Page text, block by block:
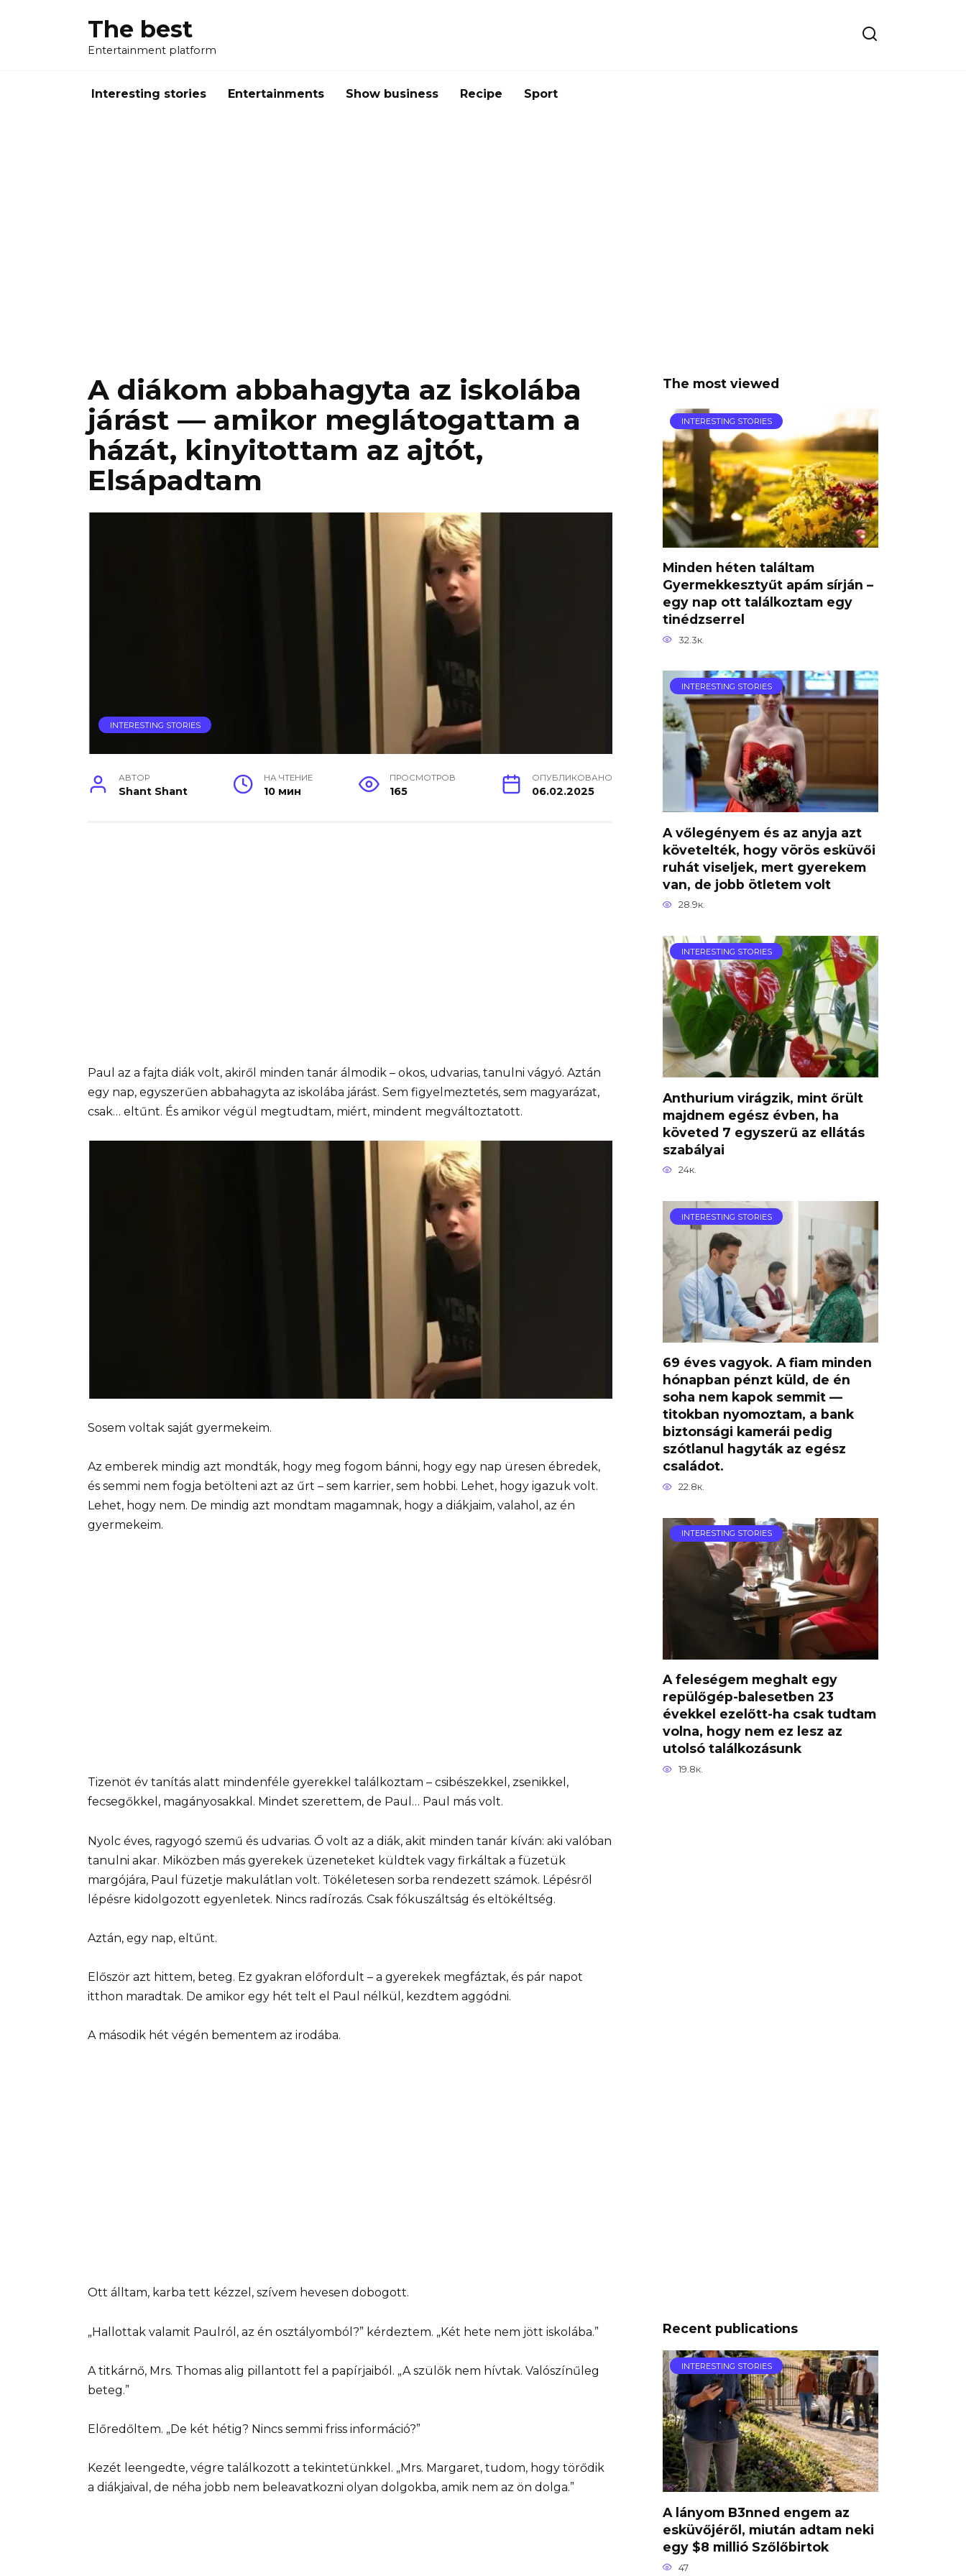
The best
Entertainment platform
Interesting stories Entertainments Show business Recipe Sport
A diákom abbahagyta az iskolába
járást — amikor meglátogattam a
házát, kinyitottam az ajtót,
Elsápadtam
INTERESTING STORIES
АВТОР
Shant Shant
НА ЧТЕНИЕ
10 мин
ПРОСМОТРОВ
165
ОПУБЛИКОВАНО
06.02.2025
Paul az a fajta diák volt, akiről minden tanár álmodik – okos, udvarias, tanulni vágyó. Aztán
egy nap, egyszerűen abbahagyta az iskolába járást. Sem figyelmeztetés, sem magyarázat,
csak… eltűnt. És amikor végül megtudtam, miért, mindent megváltoztatott.
Sosem voltak saját gyermekeim.
Az emberek mindig azt mondták, hogy meg fogom bánni, hogy egy nap üresen ébredek,
és semmi nem fogja betölteni azt az űrt – sem karrier, sem hobbi. Lehet, hogy igazuk volt.
Lehet, hogy nem. De mindig azt mondtam magamnak, hogy a diákjaim, valahol, az én
gyermekeim.
Tizenöt év tanítás alatt mindenféle gyerekkel találkoztam – csibészekkel, zsenikkel,
fecsegőkkel, magányosakkal. Mindet szerettem, de Paul… Paul más volt.
Nyolc éves, ragyogó szemű és udvarias. Ő volt az a diák, akit minden tanár kíván: aki valóban
tanulni akar. Miközben más gyerekek üzeneteket küldtek vagy firkáltak a füzetük
margójára, Paul füzetje makulátlan volt. Tökéletesen sorba rendezett számok. Lépésről
lépésre kidolgozott egyenletek. Nincs radírozás. Csak fókuszáltság és eltökéltség.
Aztán, egy nap, eltűnt.
Először azt hittem, beteg. Ez gyakran előfordult – a gyerekek megfáztak, és pár napot
itthon maradtak. De amikor egy hét telt el Paul nélkül, kezdtem aggódni.
A második hét végén bementem az irodába.
Ott álltam, karba tett kézzel, szívem hevesen dobogott.
„Hallottak valamit Paulról, az én osztályomból?” kérdeztem. „Két hete nem jött iskolába.”
A titkárnő, Mrs. Thomas alig pillantott fel a papírjaiból. „A szülők nem hívtak. Valószínűleg
beteg.”
Előredőltem. „De két hétig? Nincs semmi friss információ?”
Kezét leengedte, végre találkozott a tekintetünkkel. „Mrs. Margaret, tudom, hogy törődik
a diákjaival, de néha jobb nem beleavatkozni olyan dolgokba, amik nem az ön dolga.”
The most viewed
INTERESTING STORIES
Minden héten találtam
Gyermekkesztyűt apám sírján –
egy nap ott találkoztam egy
tinédzserrel
32.3к.
INTERESTING STORIES
A vőlegényem és az anyja azt
követelték, hogy vörös esküvői
ruhát viseljek, mert gyerekem
van, de jobb ötletem volt
28.9к.
INTERESTING STORIES
Anthurium virágzik, mint őrült
majdnem egész évben, ha
követed 7 egyszerű az ellátás
szabályai
24к.
INTERESTING STORIES
69 éves vagyok. A fiam minden
hónapban pénzt küld, de én
soha nem kapok semmit —
titokban nyomoztam, a bank
biztonsági kamerái pedig
szótlanul hagyták az egész
családot.
22.8к.
INTERESTING STORIES
A feleségem meghalt egy
repülőgép-balesetben 23
évekkel ezelőtt-ha csak tudtam
volna, hogy nem ez lesz az
utolsó találkozásunk
19.8к.
Recent publications
INTERESTING STORIES
A lányom B3nned engem az
esküvőjéről, miután adtam neki
egy $8 millió Szőlőbirtok
47